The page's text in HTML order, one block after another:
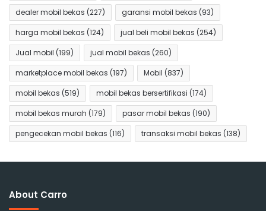
dealer mobil bekas (227) garansi mobil bekas (93)
harga mobil bekas (124) jual beli mobil bekas (254)
Jual mobil (199) jual mobil bekas (260)
marketplace mobil bekas (197) Mobil (837)
mobil bekas (519) mobil bekas bersertifikasi (174)
mobil bekas murah (179) pasar mobil bekas (190)
pengecekan mobil bekas (116) transaksi mobil bekas (138)
About Carro